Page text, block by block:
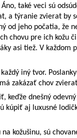
také veci sú
a týranie zvierat by
od jeho počatia, že
chovu pre ich kožu
asi tiež. V každom
iný tvor.
zakázať chov
keďže dnešný
kúpiť aj luxusné
kožušinu, sú